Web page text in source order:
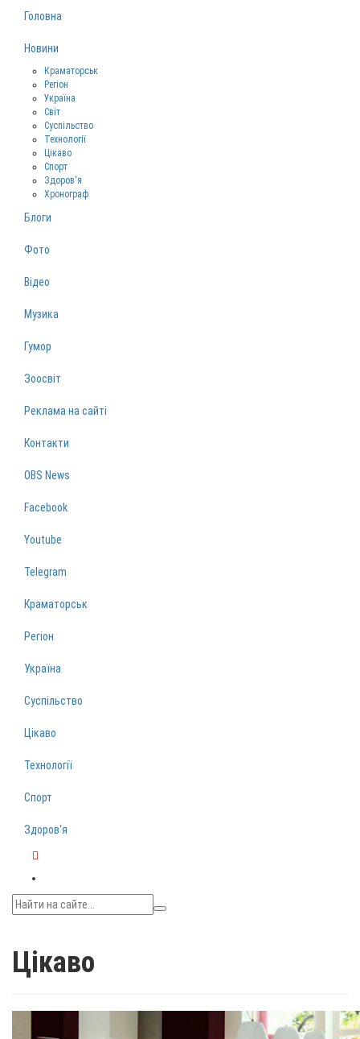
Головна
Новини
Краматорськ
Регіон
Україна
Світ
Суспільство
Технології
Цікаво
Спорт
Здоров‘я
Хронограф
Блоги
Фото
Відео
Музика
Гумор
Зоосвіт
Реклама на сайті
Контакти
OBS News
Facebook
Youtube
Telegram
Краматорськ
Регіон
Україна
Суспільство
Цікаво
Технології
Спорт
Здоров‘я
Цікаво